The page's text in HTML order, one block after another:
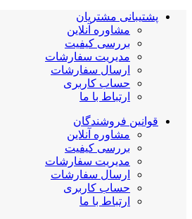
پشتیبانی مشتریان
مشاوره آنلاین
بررسی کیفیت
مدیریت سفارشات
ارسال سفارشات
حساب کاربری
ارتباط با ما
قوانین فروشندگان
مشاوره آنلاین
بررسی کیفیت
مدیریت سفارشات
ارسال سفارشات
حساب کاربری
ارتباط با ما